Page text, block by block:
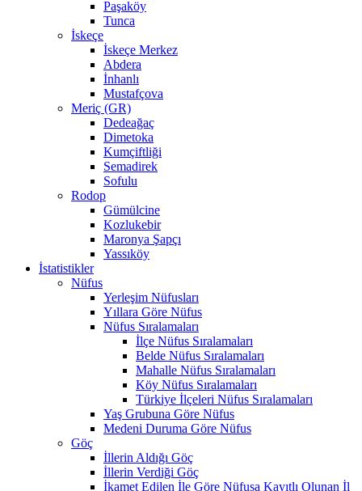
Paşaköy
Tunca
İskeçe
İskeçe Merkez
Abdera
İnhanlı
Mustafçova
Meriç (GR)
Dedeağaç
Dimetoka
Kumçiftliği
Semadirek
Sofulu
Rodop
Gümülcine
Kozlukebir
Maronya Şapçı
Yassıköy
İstatistikler
Nüfus
Yerleşim Nüfusları
Yıllara Göre Nüfus
Nüfus Sıralamaları
İlçe Nüfus Sıralamaları
Belde Nüfus Sıralamaları
Mahalle Nüfus Sıralamaları
Köy Nüfus Sıralamaları
Türkiye İlçeleri Nüfus Sıralamaları
Yaş Grubuna Göre Nüfus
Medeni Duruma Göre Nüfus
Göç
İllerin Aldığı Göç
İllerin Verdiği Göç
İkamet Edilen İle Göre Nüfusa Kayıtlı Olunan İl